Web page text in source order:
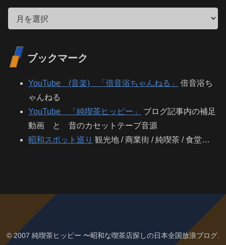
ブックマーク
YouTube (音楽) 「倍音浴ちゃんねる」
倍音浴ち
ゃんねる
YouTube 「純喫茶ヒッピー」
ブログ記事内の補足
動画 と 昔のカセットテープ音源
昭和スポット巡り 観光地 / 商業街 / 純喫茶 / 食堂…
© 2007 純喫茶ヒッピー 〜昭和な喫茶店探しの日本全国放浪ブログ.